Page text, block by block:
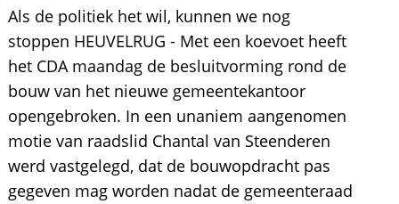
Als de politiek het wil, kunnen we nog
stoppen HEUVELRUG - Met een koevoet heeft
het CDA maandag de besluitvorming rond de
bouw van het nieuwe gemeentekantoor
opengebroken. In een unaniem aangenomen
motie van raadslid Chantal van Steenderen
werd vastgelegd, dat de bouwopdracht pas
gegeven mag worden nadat de gemeenteraad